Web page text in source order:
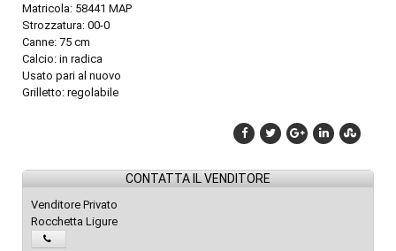
Matricola: 58441 MAP
Strozzatura: 00-0
Canne: 75 cm
Calcio: in radica
Usato pari al nuovo
Grilletto: regolabile
CONTATTA IL VENDITORE
Venditore Privato
Rocchetta Ligure